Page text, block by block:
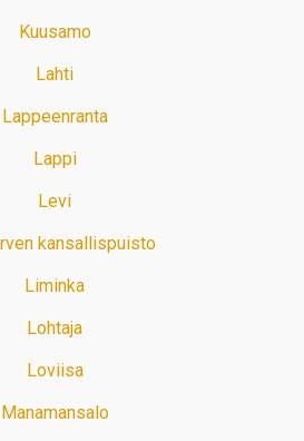
Kuusamo
Lahti
Lappeenranta
Lappi
Levi
kansallispuisto
Liminka
Lohtaja
Loviisa
Manamansalo